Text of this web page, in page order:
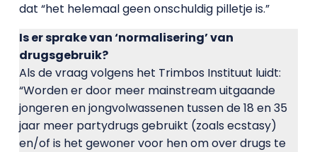
dat “het helemaal geen onschuldig pilletje is.”
Is er sprake van ‘normalisering’ van
drugsgebruik?
Als de vraag volgens het Trimbos Instituut luidt:
“Worden er door meer mainstream uitgaande
jongeren en jongvolwassenen tussen de 18 en 35
jaar meer partydrugs gebruikt (zoals ecstasy)
en/of is het gewoner voor hen om over drugs te